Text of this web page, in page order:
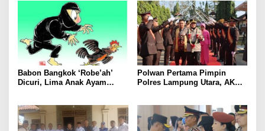
Babon Bangkok ‘Robe’ah’
Dicuri, Lima Anak Ayam
Polwan Pertama Pimpin
Polres Lampung Utara, AKBP